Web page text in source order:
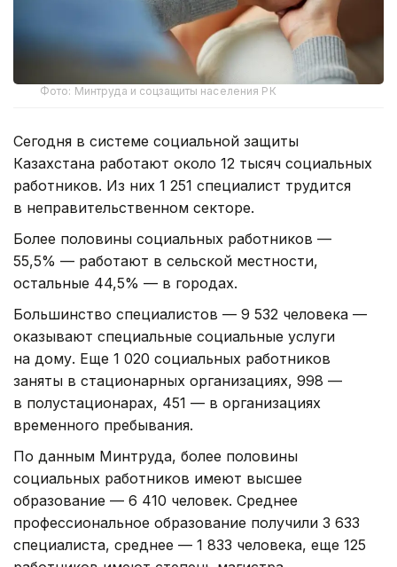
Фото: Минтруда и соцзащиты населения РК
Сегодня в системе социальной защиты
Казахстана работают около 12 тысяч социальных
работников. Из них 1 251 специалист трудится
в неправительственном секторе.
Более половины социальных работников —
55,5% — работают в сельской местности,
остальные 44,5% — в городах.
Большинство специалистов — 9 532 человека —
оказывают специальные социальные услуги
на дому. Еще 1 020 социальных работников
заняты в стационарных организациях, 998 —
в полустационарах, 451 — в организациях
временного пребывания.
По данным Минтруда, более половины
социальных работников имеют высшее
образование — 6 410 человек. Среднее
профессиональное образование получили 3 633
специалиста, среднее — 1 833 человека, еще 125